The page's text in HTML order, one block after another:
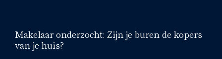
Makelaar onderzocht: Zijn je buren de kopers
van je huis?